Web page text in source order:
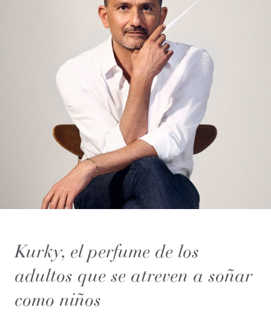
Kurky, el perfume de los
adultos que se atreven a soñar
como niños